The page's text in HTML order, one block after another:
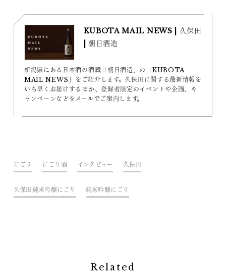
KUBOTA MAIL NEWS | 久保田
| 朝日酒造
新潟県にある日本酒の酒蔵「朝日酒造」の「KUBOTA
MAIL NEWS」をご紹介します。久保田に関する最新情報を
いち早くお届けするほか、登録者限定のイベントや企画、キ
ャンペーンなどをメールでご案内します。
にごり にごり酒 インタビュー 久保田
久保田純米吟醸にごり 純米吟醸にごり
Related